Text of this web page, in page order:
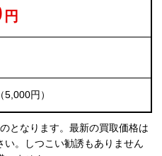
円）
となります。最新の買取価格は
。しつこい勧誘もありません